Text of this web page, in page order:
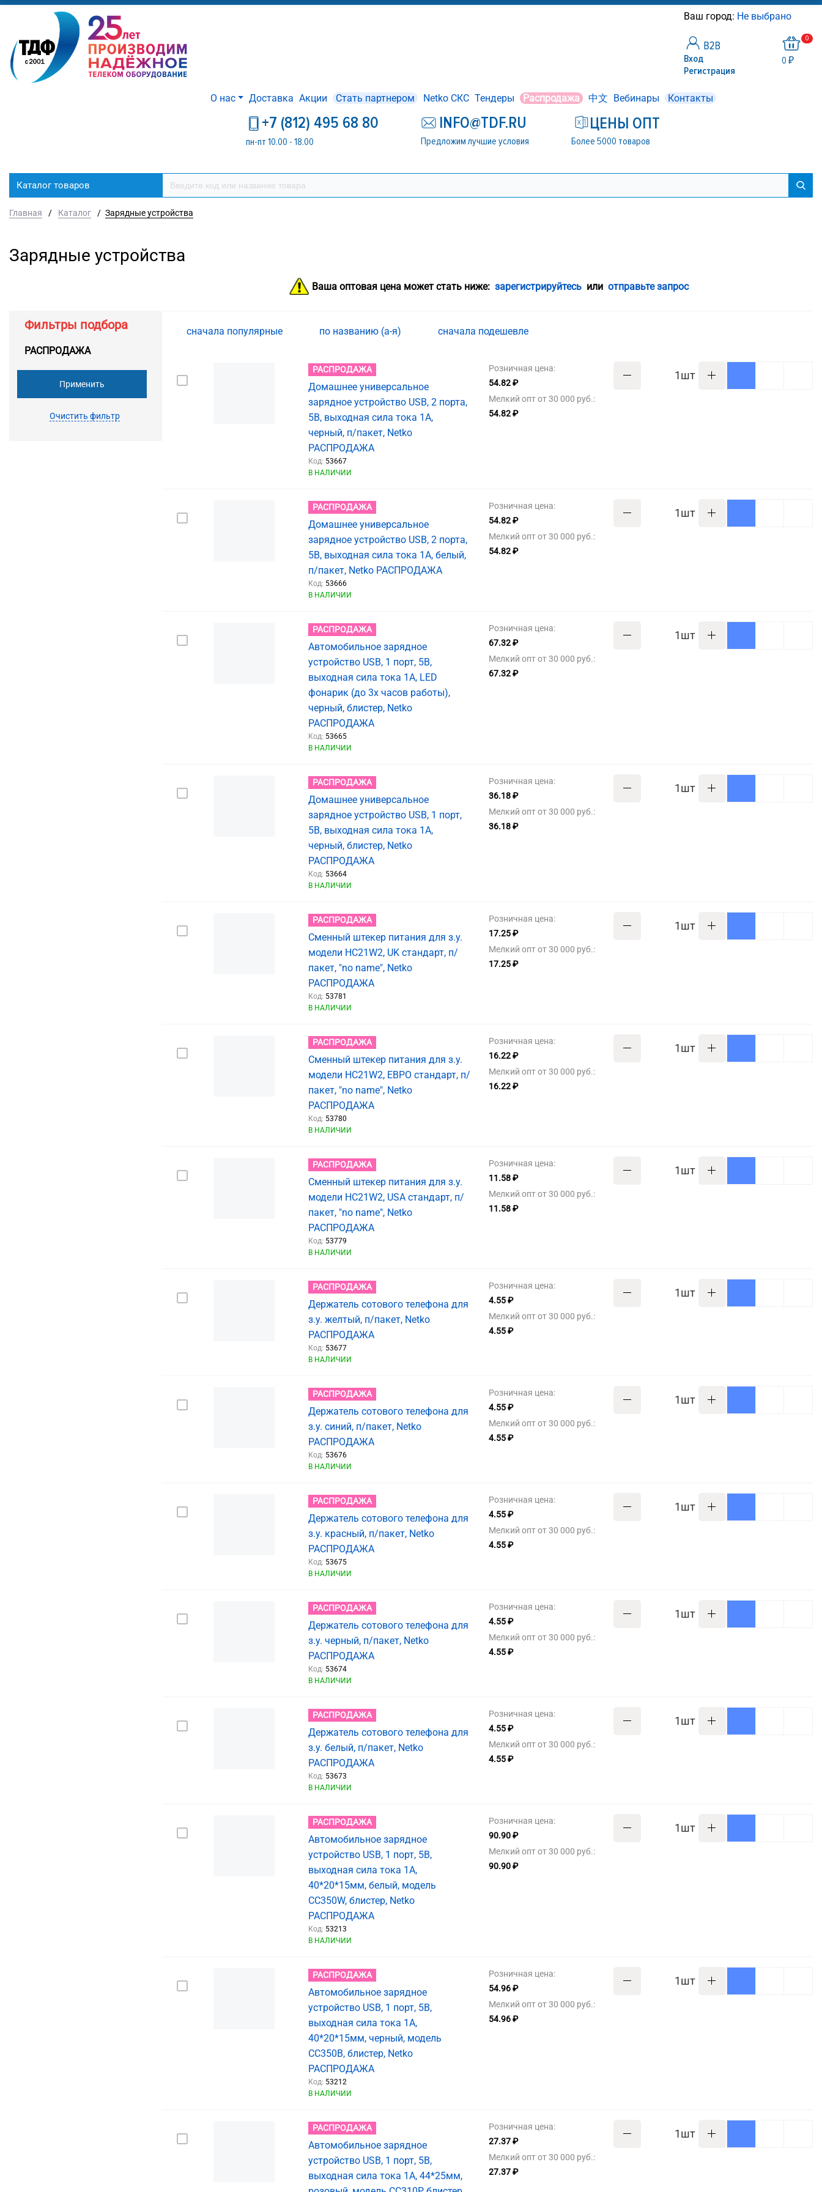
Ваш город: Не выбрано
Вход
Регистрация
0
0 ₽
О нас Доставка Акции Стать партнером Netko СКС Тендеры Распродажа 中文 Вебинары Контакты
+7 (812) 495 68 80
пн-пт 10.00 - 18.00
INFO@TDF.RU
Предложим лучшие условия
ЦЕНЫ ОПТ
Более 5000 товаров
Каталог товаров
Главная / Каталог / Зарядные устройства
Зарядные устройства
Ваша оптовая цена может стать ниже: зарегистрируйтесьили отправьте запрос
сначала популярные по названию (а-я) сначала подешевле
Фильтры подбора
РАСПРОДАЖА
Применить
Очистить фильтр
РАСПРОДАЖА
Домашнее универсальное
зарядное устройство USB, 2 порта,
5В, выходная сила тока 1А,
черный, п/пакет, Netko
РАСПРОДАЖА
Код: 53667
В НАЛИЧИИ
Розничная цена:
54.82 ₽
Мелкий опт от 30 000 руб.:
54.82 ₽
шт
РАСПРОДАЖА
Домашнее универсальное
зарядное устройство USB, 2 порта,
5В, выходная сила тока 1А, белый,
п/пакет, Netko РАСПРОДАЖА
Код: 53666
В НАЛИЧИИ
Розничная цена:
54.82 ₽
Мелкий опт от 30 000 руб.:
54.82 ₽
шт
РАСПРОДАЖА
Автомобильное зарядное
устройство USB, 1 порт, 5В,
выходная сила тока 1А, LED
фонарик (до 3х часов работы),
черный, блистер, Netko
РАСПРОДАЖА
Код: 53665
В НАЛИЧИИ
Розничная цена:
67.32 ₽
Мелкий опт от 30 000 руб.:
67.32 ₽
шт
РАСПРОДАЖА
Домашнее универсальное
зарядное устройство USB, 1 порт,
5В, выходная сила тока 1А,
черный, блистер, Netko
РАСПРОДАЖА
Код: 53664
В НАЛИЧИИ
Розничная цена:
36.18 ₽
Мелкий опт от 30 000 руб.:
36.18 ₽
шт
РАСПРОДАЖА
Сменный штекер питания для з.у.
модели HC21W2, UK стандарт, п/
пакет, "no name", Netko
РАСПРОДАЖА
Код: 53781
В НАЛИЧИИ
Розничная цена:
17.25 ₽
Мелкий опт от 30 000 руб.:
17.25 ₽
шт
РАСПРОДАЖА
Сменный штекер питания для з.у.
модели HC21W2, ЕВРО стандарт, п/
пакет, "no name", Netko
РАСПРОДАЖА
Код: 53780
В НАЛИЧИИ
Розничная цена:
16.22 ₽
Мелкий опт от 30 000 руб.:
16.22 ₽
шт
РАСПРОДАЖА
Сменный штекер питания для з.у.
модели HC21W2, USA стандарт, п/
пакет, "no name", Netko
РАСПРОДАЖА
Код: 53779
В НАЛИЧИИ
Розничная цена:
11.58 ₽
Мелкий опт от 30 000 руб.:
11.58 ₽
шт
РАСПРОДАЖА
Держатель сотового телефона для
з.у. желтый, п/пакет, Netko
РАСПРОДАЖА
Код: 53677
В НАЛИЧИИ
Розничная цена:
4.55 ₽
Мелкий опт от 30 000 руб.:
4.55 ₽
шт
РАСПРОДАЖА
Держатель сотового телефона для
з.у. синий, п/пакет, Netko
РАСПРОДАЖА
Код: 53676
В НАЛИЧИИ
Розничная цена:
4.55 ₽
Мелкий опт от 30 000 руб.:
4.55 ₽
шт
РАСПРОДАЖА
Держатель сотового телефона для
з.у. красный, п/пакет, Netko
РАСПРОДАЖА
Код: 53675
В НАЛИЧИИ
Розничная цена:
4.55 ₽
Мелкий опт от 30 000 руб.:
4.55 ₽
шт
РАСПРОДАЖА
Держатель сотового телефона для
з.у. черный, п/пакет, Netko
РАСПРОДАЖА
Код: 53674
В НАЛИЧИИ
Розничная цена:
4.55 ₽
Мелкий опт от 30 000 руб.:
4.55 ₽
шт
РАСПРОДАЖА
Держатель сотового телефона для
з.у. белый, п/пакет, Netko
РАСПРОДАЖА
Код: 53673
В НАЛИЧИИ
Розничная цена:
4.55 ₽
Мелкий опт от 30 000 руб.:
4.55 ₽
шт
РАСПРОДАЖА
Автомобильное зарядное
устройство USB, 1 порт, 5В,
выходная сила тока 1А,
40*20*15мм, белый, модель
СС350W, блистер, Netko
РАСПРОДАЖА
Код: 53213
В НАЛИЧИИ
Розничная цена:
90.90 ₽
Мелкий опт от 30 000 руб.:
90.90 ₽
шт
РАСПРОДАЖА
Автомобильное зарядное
устройство USB, 1 порт, 5В,
выходная сила тока 1А,
40*20*15мм, черный, модель
СС350B, блистер, Netko
РАСПРОДАЖА
Код: 53212
В НАЛИЧИИ
Розничная цена:
54.96 ₽
Мелкий опт от 30 000 руб.:
54.96 ₽
шт
РАСПРОДАЖА
Автомобильное зарядное
устройство USB, 1 порт, 5В,
выходная сила тока 1А, 44*25мм,
Розничная цена:
27.37 ₽
Мелкий опт от 30 000 руб.:
27.37 ₽
шт